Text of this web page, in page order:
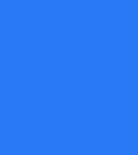
zálive a vďaka
Odporúčame